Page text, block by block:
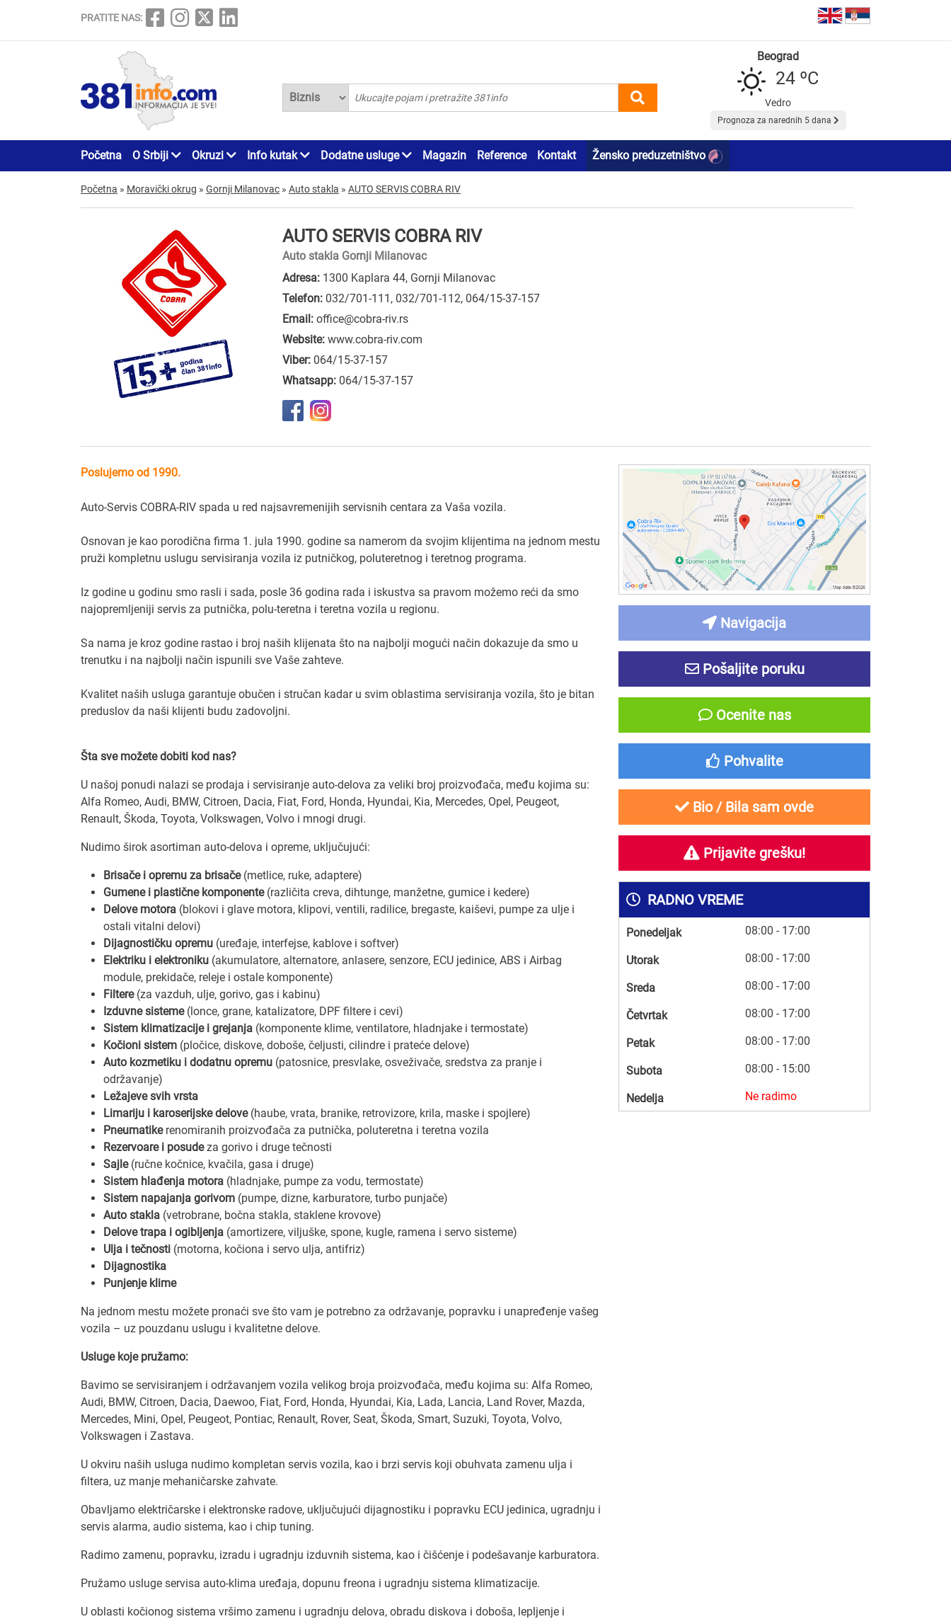
PRATITE NAS:
Beograd
24 ºC
Vedro
Prognoza za narednih 5 dana
Početna O Srbiji Okruzi Info kutak Dodatne usluge Magazin Reference Kontakt Žensko preduzetništvo
Početna » Moravički okrug » Gornji Milanovac » Auto stakla » AUTO SERVIS COBRA RIV
AUTO SERVIS COBRA RIV
Auto stakla Gornji Milanovac
Adresa: 1300 Kaplara 44, Gornji Milanovac
Telefon: 032/701-111 , 032/701-112, 064/15-37-157
Email: office@cobra-riv.rs
Website: www.cobra-riv.com
Viber: 064/15-37-157
Whatsapp: 064/15-37-157
Poslujemo od 1990.
Auto-Servis COBRA-RIV spada u red najsavremenijih servisnih centara za Vaša vozila.
Osnovan je kao porodična firma 1. jula 1990. godine sa namerom da svojim klijentima na jednom mestu
pruži kompletnu uslugu servisiranja vozila iz putničkog, poluteretnog i teretnog programa.
Iz godine u godinu smo rasli i sada, posle 36 godina rada i iskustva sa pravom možemo reći da smo
najopremljeniji servis za putnička, polu-teretna i teretna vozila u regionu.
Sa nama je kroz godine rastao i broj naših klijenata što na najbolji mogući način dokazuje da smo u
trenutku i na najbolji način ispunili sve Vaše zahteve.
Kvalitet naših usluga garantuje obučen i stručan kadar u svim oblastima servisiranja vozila, što je bitan
preduslov da naši klijenti budu zadovoljni.
Šta sve možete dobiti kod nas?
U našoj ponudi nalazi se prodaja i servisiranje auto-delova za veliki broj proizvođača, među kojima su:
Alfa Romeo, Audi, BMW, Citroen, Dacia, Fiat, Ford, Honda, Hyundai, Kia, Mercedes, Opel, Peugeot,
Renault, Škoda, Toyota, Volkswagen, Volvo i mnogi drugi.
Nudimo širok asortiman auto-delova i opreme, uključujući:
Brisače i opremu za brisače(metlice, ruke, adaptere)
Gumene i plastične komponente(različita creva, dihtunge, manžetne, gumice i kedere)
Delove motora (blokovi i glave motora, klipovi, ventili, radilice, bregaste, kaiševi, pumpe za ulje i
ostali vitalni delovi)
Dijagnostičku opremu (uređaje, interfejse, kablove i softver)
Elektriku i elektroniku (akumulatore, alternatore, anlasere, senzore, ECU jedinice, ABS i Airbag
module, prekidače, releje i ostale komponente)
Filtere(za vazduh, ulje, gorivo, gas i kabinu)
Izduvne sisteme(lonce, grane, katalizatore, DPF filtere i cevi)
Sistem klimatizacije i grejanja (komponente klime, ventilatore, hladnjake i termostate)
Kočioni sistem (pločice, diskove, doboše, čeljusti, cilindre i prateće delove)
Auto kozmetiku i dodatnu opremu (patosnice, presvlake, osveživače, sredstva za pranje i
održavanje)
Ležajeve svih vrsta
Limariju i karoserijske delove(haube, vrata, branike, retrovizore, krila, maske i spojlere)
Pneumatikerenomiranih proizvođača za putnička, poluteretna i teretna vozila
Rezervoare i posudeza gorivo i druge tečnosti
Sajle(ručne kočnice, kvačila, gasa i druge)
Sistem hlađenja motora (hladnjake, pumpe za vodu, termostate)
Sistem napajanja gorivom (pumpe, dizne, karburatore, turbo punjače)
Auto stakla (vetrobrane, bočna stakla, staklene krovove)
Delove trapa i ogibljenja (amortizere, viljuške, spone, kugle, ramena i servo sisteme)
Ulja i tečnosti (motorna, kočiona i servo ulja, antifriz)
Dijagnostika
Punjenje klime
Na jednom mestu možete pronaći sve što vam je potrebno za održavanje, popravku i unapređenje vašeg
vozila – uz pouzdanu uslugu i kvalitetne delove.
Usluge koje pružamo:
Bavimo se servisiranjem i održavanjem vozila velikog broja proizvođača, među kojima su: Alfa Romeo,
Audi, BMW, Citroen, Dacia, Daewoo, Fiat, Ford, Honda, Hyundai, Kia, Lada, Lancia, Land Rover, Mazda,
Mercedes, Mini, Opel, Peugeot, Pontiac, Renault, Rover, Seat, Škoda, Smart, Suzuki, Toyota, Volvo,
Volkswagen i Zastava.
U okviru naših usluga nudimo kompletan servis vozila, kao i brzi servis koji obuhvata zamenu ulja i
filtera, uz manje mehaničarske zahvate.
Obavljamo električarske i elektronske radove, uključujući dijagnostiku i popravku ECU jedinica, ugradnju i
servis alarma, audio sistema, kao i chip tuning.
Radimo zamenu, popravku, izradu i ugradnju izduvnih sistema, kao i čišćenje i podešavanje karburatora.
Pružamo usluge servisa auto-klima uređaja, dopunu freona i ugradnju sistema klimatizacije.
U oblasti kočionog sistema vršimo zamenu i ugradnju delova, obradu diskova i doboša, lepljenje i
Navigacija
Pošaljite poruku
Ocenite nas
Pohvalite
Bio / Bila sam ovde
Prijavite grešku!
RADNO VREME
Ponedeljak 08:00 - 17:00
Utorak 08:00 - 17:00
Sreda 08:00 - 17:00
Četvrtak 08:00 - 17:00
Petak 08:00 - 17:00
Subota 08:00 - 15:00
Nedelja Ne radimo